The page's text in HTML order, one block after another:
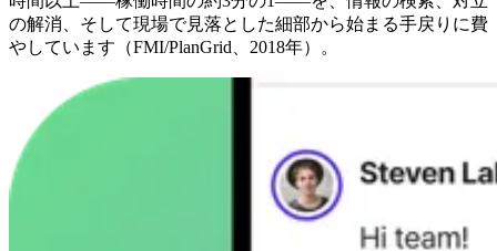
の解消、そして現場で見落とした細部から始まる手戻りに費
やしています（FMI/PlanGrid、2018年）。